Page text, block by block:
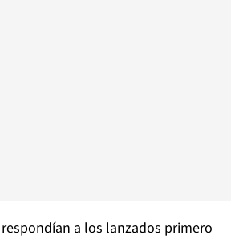
a los lanzados primero